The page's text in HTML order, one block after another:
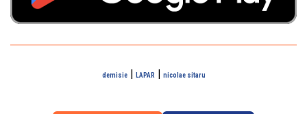
demisie| LAPAR| nicolae sitaru